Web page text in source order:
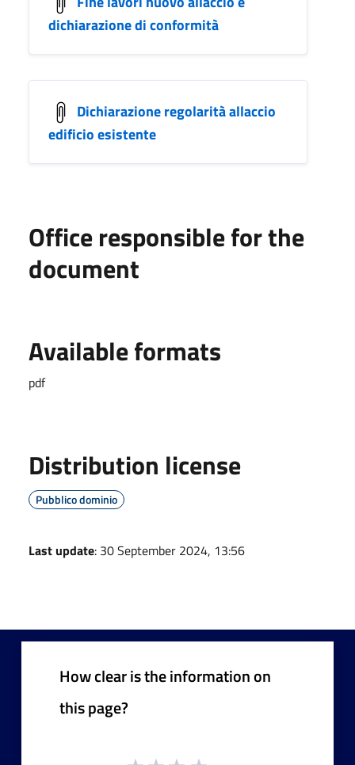
dichiarazione di conformità
Dichiarazione regolarità allaccio
edificio esistente
Office responsible for the
document
Available formats
pdf
Distribution license
Pubblico dominio
Last update: 30 September 2024, 13:56
How clear is the information on
this page?